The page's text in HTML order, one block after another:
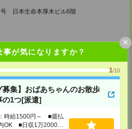
事が気になりますか？
1/10
募集】おばあちゃんのお散歩
の1つ[派遣]
時給1500円～ ■週払
OK ■日収1万2000円
×
日本生命本厚木ビル6階